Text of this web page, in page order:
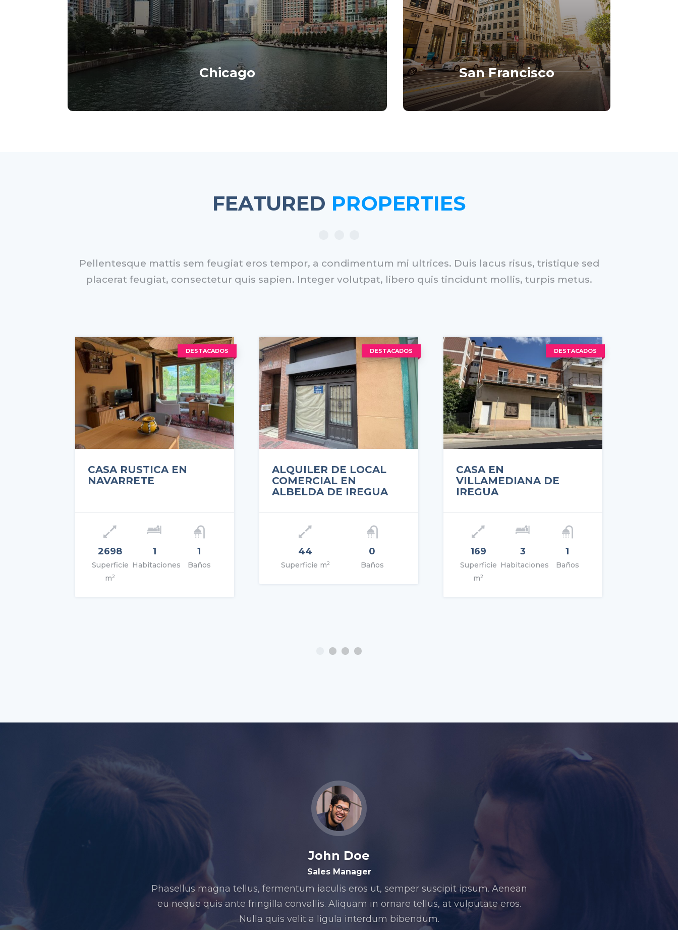
Chicago
Lorem ipsum dolor sit amet, consectetur
adipiscing elit.
San Francisco
Lorem ipsum dolor sit amet, consectetur
adipiscing elit.
FEATURED PROPERTIES
Pellentesque mattis sem feugiat eros tempor, a condimentum mi ultrices. Duis lacus risus, tristique sed
placerat feugiat, consectetur quis sapien. Integer volutpat, libero quis tincidunt mollis, turpis metus.
DESTACADOS
Precio: 225.000€
VER DETALLES
CASA RUSTICA EN
NAVARRETE
2698
Superficie
m2
1
Habitaciones
1
Baños
DESTACADOS
Precio: 450€
VER DETALLES
ALQUILER DE LOCAL
COMERCIAL EN
ALBELDA DE IREGUA
44
Superficie m2
0
Baños
DESTACADOS
Precio: 290.000€
VER DETALLES
CASA EN
VILLAMEDIANA DE
IREGUA
169
Superficie
m2
3
Habitaciones
1
Baños
John Doe
Sales Manager
Phasellus magna tellus, fermentum iaculis eros ut, semper suscipit ipsum. Aenean
eu neque quis ante fringilla convallis. Aliquam in ornare tellus, at vulputate eros.
Nulla quis velit a ligula interdum bibendum.